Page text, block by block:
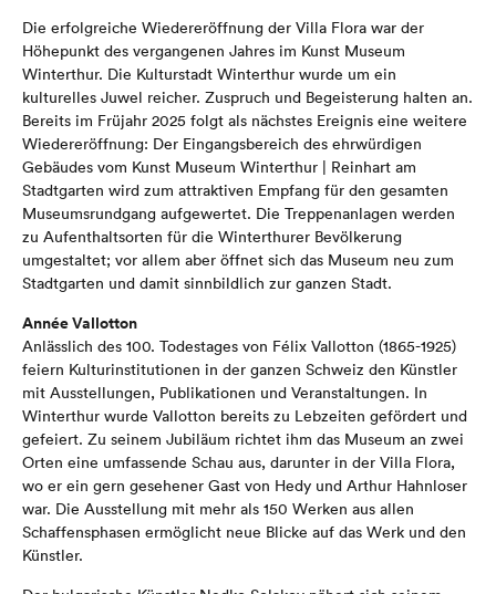
Die erfolgreiche Wiedereröffnung der Villa Flora war der
Höhepunkt des vergangenen Jahres im Kunst Museum
Winterthur. Die Kulturstadt Winterthur wurde um ein
kulturelles Juwel reicher. Zuspruch und Begeisterung halten an.
Bereits im Früjahr 2025 folgt als nächstes Ereignis eine weitere
Wiedereröffnung: Der Eingangsbereich des ehrwürdigen
Gebäudes vom Kunst Museum Winterthur | Reinhart am
Stadtgarten wird zum attraktiven Empfang für den gesamten
Museumsrundgang aufgewertet. Die Treppenanlagen werden
zu Aufenthaltsorten für die Winterthurer Bevölkerung
umgestaltet; vor allem aber öffnet sich das Museum neu zum
Stadtgarten und damit sinnbildlich zur ganzen Stadt.
Année Vallotton
Anlässlich des 100. Todestages von Félix Vallotton (1865-1925)
feiern Kulturinstitutionen in der ganzen Schweiz den Künstler
mit Ausstellungen, Publikationen und Veranstaltungen. In
Winterthur wurde Vallotton bereits zu Lebzeiten gefördert und
gefeiert. Zu seinem Jubiläum richtet ihm das Museum an zwei
Orten eine umfassende Schau aus, darunter in der Villa Flora,
wo er ein gern gesehener Gast von Hedy und Arthur Hahnloser
war. Die Ausstellung mit mehr als 150 Werken aus allen
Schaffensphasen ermöglicht neue Blicke auf das Werk und den
Künstler.